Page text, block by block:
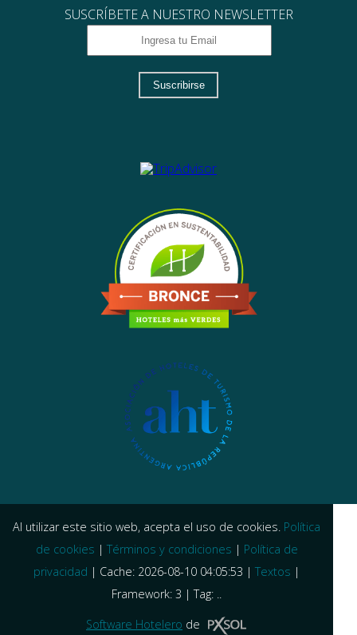
SUSCRÍBETE A NUESTRO NEWSLETTER
Suscribirse
Al utilizar este sitio web, acepta el uso de cookies. Política
de cookies | Términos y condiciones | Política de
privacidad | Cache: 2026-08-10 04:05:53 | Textos |
Framework: 3 |Tag: ..
Software Hotelero de